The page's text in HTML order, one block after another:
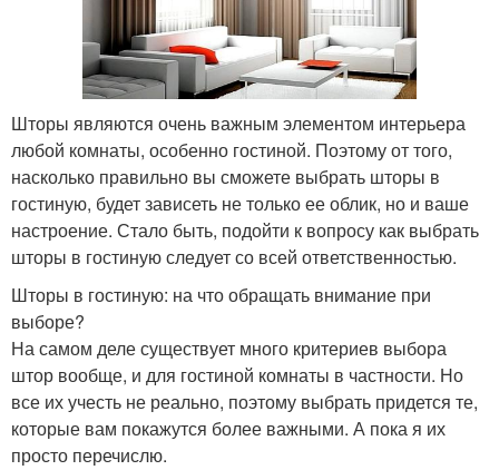
Австрийские шторы Французские шторы
Английские шторы Римские шторы
Японские шторы
Шторы в современном
стиле
Шторы в зал
Шторы являются очень важным элементом интерьера
любой комнаты, особенно гостиной. Поэтому от того,
насколько правильно вы сможете выбрать шторы в
гостиную, будет зависеть не только ее облик, но и ваше
настроение. Стало быть, подойти к вопросу как выбрать
шторы в гостиную следует со всей ответственностью.
Шторы в гостиную: на что обращать внимание при
выборе?
На самом деле существует много критериев выбора
штор вообще, и для гостиной комнаты в частности. Но
все их учесть не реально, поэтому выбрать придется те,
которые вам покажутся более важными. А пока я их
просто перечислю.